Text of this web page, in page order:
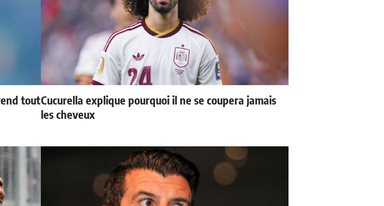
toutCucurella explique pourquoi il ne se coupera jamais
les cheveux